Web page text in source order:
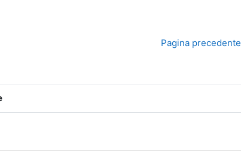
Pagina precedente